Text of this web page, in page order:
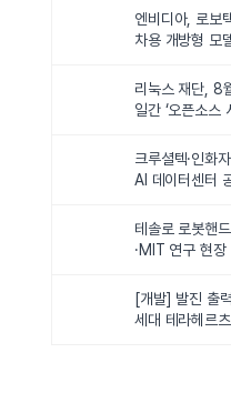
엔비디아, 로보
차용 개방형 모
리눅스 재단, 8
일간 ‘오픈소스
크루셜텍·인화
AI 데이터센터
테솔로 로봇핸
·MIT 연구 현
화
[개발] 발진 출
세대 테라헤르